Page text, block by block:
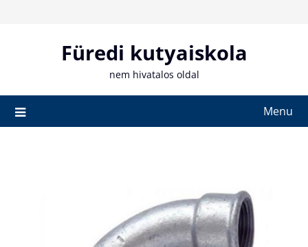
Füredi kutyaiskola
nem hivatalos oldal
Menu